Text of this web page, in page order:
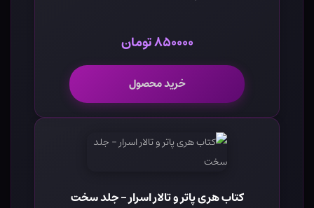
۸۵۰۰۰۰ تومان
خرید محصول
کتاب هری پاتر و تالار اسرار - جلد سخت